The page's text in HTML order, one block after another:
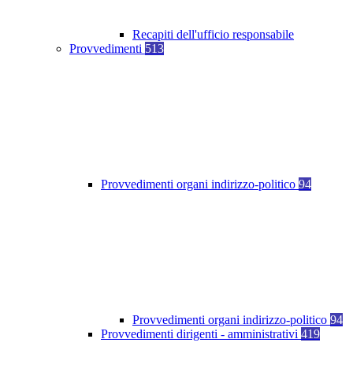
Recapiti dell'ufficio responsabile
Provvedimenti 513
Provvedimenti organi indirizzo-politico 94
Provvedimenti organi indirizzo-politico 94
Provvedimenti dirigenti - amministrativi 419